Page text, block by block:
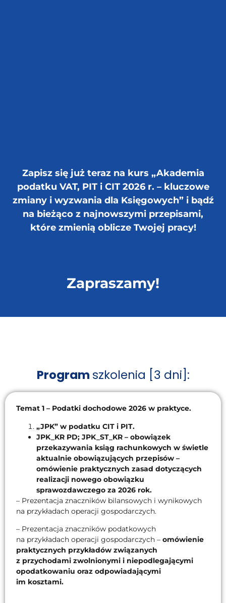
Zapisz się już teraz na kurs „Akademia
podatku VAT, PIT i CIT 2026 r. – kluczowe
zmiany i wyzwania dla Księgowych” i bądź
na bieżąco z najnowszymi przepisami,
które zmienią oblicze Twojej pracy!
Zapraszamy!
Program szkolenia [3 dni]:
Temat 1 – Podatki dochodowe 2026 w praktyce.
„JPK” w podatku CIT i PIT.
JPK_KR PD; JPK_ST_KR – obowiązek
przekazywania ksiąg rachunkowych w świetle
aktualnie obowiązujących przepisów –
omówienie praktycznych zasad dotyczących
realizacji nowego obowiązku
sprawozdawczego za 2026 rok.
– Prezentacja znaczników bilansowych i wynikowych
na przykładach operacji gospodarczych.
– Prezentacja znaczników podatkowych
na przykładach operacji gospodarczych – omówienie
praktycznych przykładów związanych
z przychodami zwolnionymi i niepodlegającymi
opodatkowaniu oraz odpowiadającymi
im kosztami.